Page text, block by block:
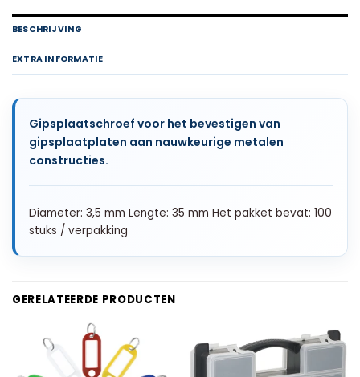
BESCHRIJVING
EXTRA INFORMATIE
Gipsplaatschroef voor het bevestigen van
gipsplaatplaten aan nauwkeurige metalen
constructies.
Diameter: 3,5 mm Lengte: 35 mm Het pakket bevat: 100
stuks / verpakking
GERELATEERDE PRODUCTEN